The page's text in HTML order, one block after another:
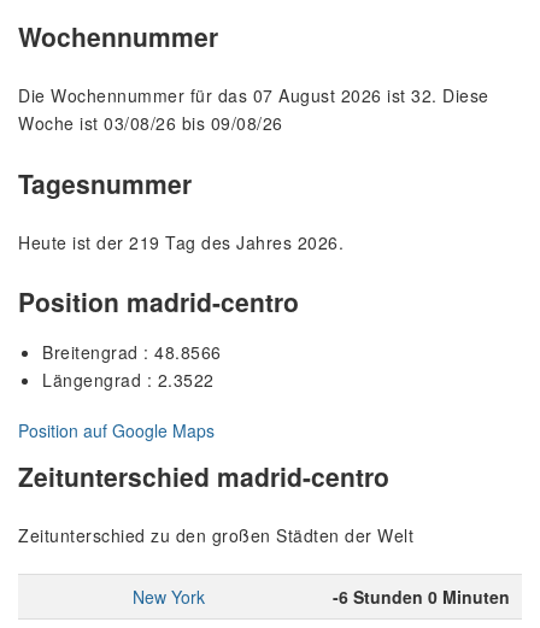
Wochennummer
Die Wochennummer für das 07 August 2026 ist 32. Diese
Woche ist 03/08/26 bis 09/08/26
Tagesnummer
Heute ist der 219 Tag des Jahres 2026.
Position madrid-centro
Breitengrad : 48.8566
Längengrad : 2.3522
Position auf Google Maps
Zeitunterschied madrid-centro
Zeitunterschied zu den großen Städten der Welt
New York
-6 Stunden 0 Minuten